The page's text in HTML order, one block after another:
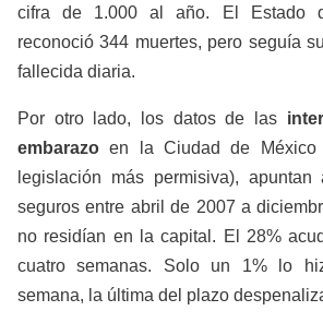
cifra de 1.000 al año. El Estado
reconoció 344 muertes, pero seguía
fallecida diaria.
Por otro lado, los datos de las
embarazo en la Ciudad de
legislación más permisiva),
seguros entre abril de 2007 a
no residían en la capital. El 28%
cuatro semanas. Solo un 1% lo
semana, la última del plazo